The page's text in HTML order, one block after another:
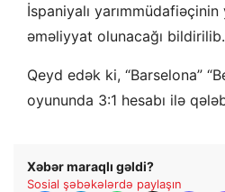
İspaniyalı yarımmüdafiəçinin
əməliyyat olunacağı bildirilib.
Qeyd edək ki, “Barselona”
oyununda 3:1 hesabı ilə
Xəbər maraqlı gəldi?
Sosial şəbəkələrdə paylaşın